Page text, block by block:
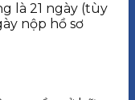
là 21 ngày (tùy
nộp hồ sơ